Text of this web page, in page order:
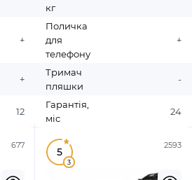
+
+
12
кг
Поличка
для
телефону
+
Тримач
пляшки
-
Гарантія,
міс
24
677 2593
5
3